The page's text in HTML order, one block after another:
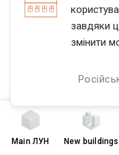
Хотин
Будинок у Хотині. Газ,
ремонт у будинку. Є
MainЛУН New buildings
завдяки
змінити